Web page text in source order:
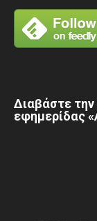
Διαβάστε
εφημερίδας